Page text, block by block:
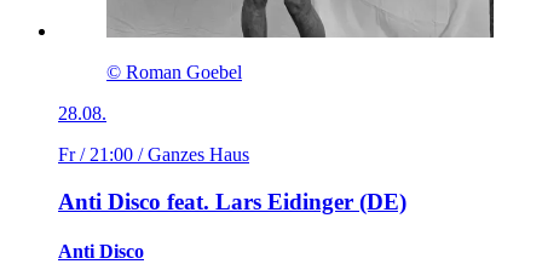
© Roman Goebel
28.08.
Fr / 21:00 / Ganzes Haus
Anti Disco feat. Lars Eidinger (DE)
Anti Disco